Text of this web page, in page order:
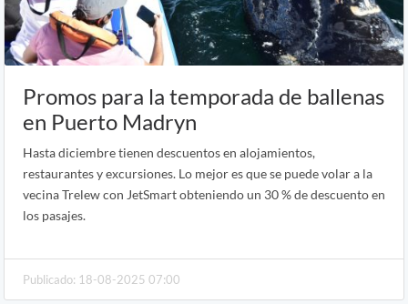
Promos para la temporada de ballenas
en Puerto Madryn
Hasta diciembre tienen descuentos en alojamientos,
restaurantes y excursiones. Lo mejor es que se puede volar a la
vecina Trelew con JetSmart obteniendo un 30 % de descuento en
los pasajes.
Publicado: 18-08-2025 07:00